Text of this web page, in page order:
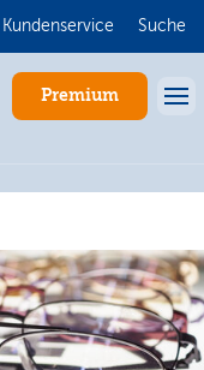
Kundenservice Suche
Premium